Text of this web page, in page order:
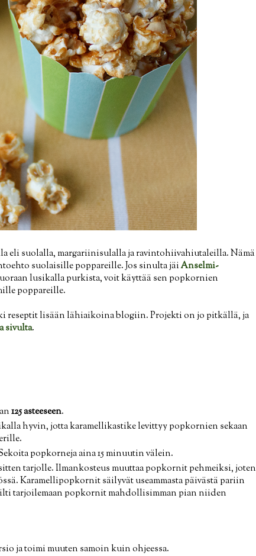
eli suolalla, margariinisulalla ja ravintohiivahiutaleilla. Nämä
suolaisille poppareille. Jos sinulta jäiAnselmi-
lusikalla purkista, voit käyttää sen popkornien
poppareille.
reseptit lisään lähiaikoina blogiin. Projekti on jo pitkällä, ja
sivulta.
125 asteeseen.
hyvin, jotta karamellikastike levittyy popkornien sekaan
popkorneja aina 15 minuutin välein.
tarjolle. Ilmankosteus muuttaa popkornit pehmeiksi, joten
Karamellipopkornit säilyvät useammasta päivästä pariin
tarjoilemaan popkornit mahdollisimman pian niiden
ja toimi muuten samoin kuin ohjeessa.